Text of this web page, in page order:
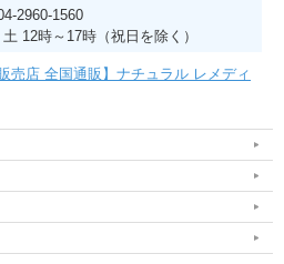
2960-1560
12時～17時（祝日を除く）
売店 全国通販】ナチュラル レメディ